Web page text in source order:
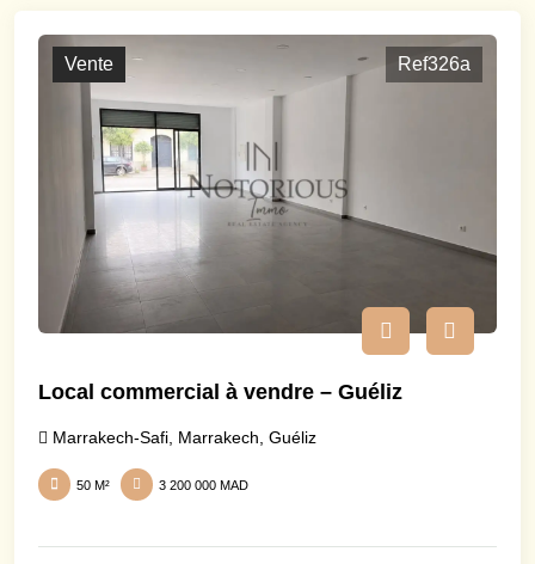
Vente Ref326a
Local commercial à vendre – Guéliz
Marrakech-Safi, Marrakech, Guéliz
50 M² 3 200 000 MAD